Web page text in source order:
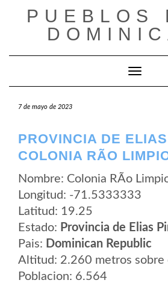
PUEBLOS
Cambiar
7 de mayo de 2023
PROVINCIA DE
COLONIA RÃ­O
Nombre: Colonia RÃ­o
Longitud: -71.5333333
Latitud: 19.25
Estado: Provincia de Elias
Pais: Dominican Republic
Altitud: 2.260 metros sobre
Poblacion: 6.564